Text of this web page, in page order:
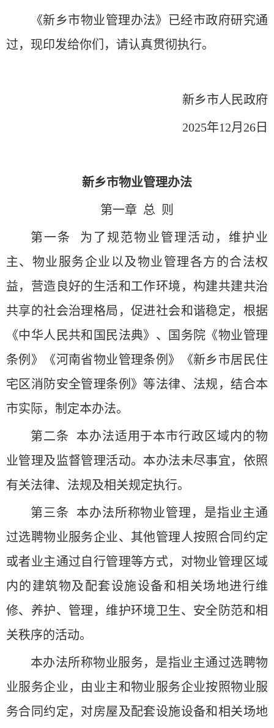
《新乡市物业管理办法》已经市政府研究通
过，现印发给你们，请认真贯彻执行。
新乡市人民政府
2025年12月26日
新乡市物业管理办法
第一章 总 则
第一条 为了规范物业管理活动，维护业
主、物业服务企业以及物业管理各方的合法权
益，营造良好的生活和工作环境，构建共建共治
共享的社会治理格局，促进社会和谐稳定，根据
《中华人民共和国民法典》、国务院《物业管理
条例》《河南省物业管理条例》《新乡市居民住
宅区消防安全管理条例》等法律、法规，结合本
市实际，制定本办法。
第二条 本办法适用于本市行政区域内的物
业管理及监督管理活动。本办法未尽事宜，依照
有关法律、法规及相关规定执行。
第三条 本办法所称物业管理，是指业主通
过选聘物业服务企业、其他管理人按照合同约定
或者业主通过自行管理等方式，对物业管理区域
内的建筑物及配套设施设备和相关场地进行维
修、养护、管理，维护环境卫生、安全防范和相
关秩序的活动。
本办法所称物业服务，是指业主通过选聘物
业服务企业，由业主和物业服务企业按照物业服
务合同约定，对房屋及配套设施设备和相关场地